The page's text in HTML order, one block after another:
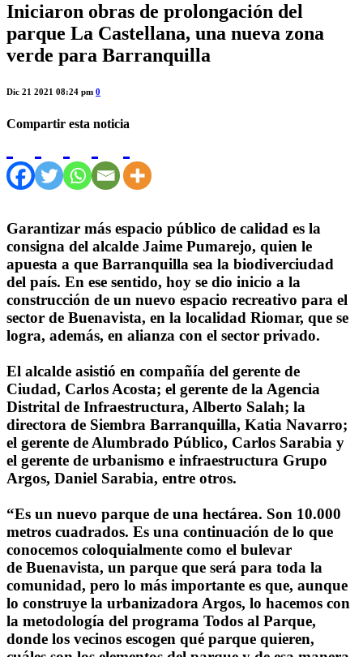
Iniciaron obras de prolongación del
parque La Castellana, una nueva zona
verde para Barranquilla
Dic 21 2021 08:24 pm 0
Compartir esta noticia
Garantizar más espacio público de calidad es la
consigna del alcalde Jaime Pumarejo, quien le
apuesta a que Barranquilla sea la biodiverciudad
del país. En ese sentido, hoy se dio inicio a la
construcción de un nuevo espacio recreativo para el
sector de Buenavista, en la localidad Riomar, que se
logra, además, en alianza con el sector privado.
El alcalde asistió en compañía del gerente de
Ciudad, Carlos Acosta; el gerente de la Agencia
Distrital de Infraestructura, Alberto Salah; la
directora de Siembra Barranquilla, Katia Navarro;
el gerente de Alumbrado Público, Carlos Sarabia y
el gerente de urbanismo e infraestructura Grupo
Argos, Daniel Sarabia, entre otros.
“Es un nuevo parque de una hectárea. Son 10.000
metros cuadrados. Es una continuación de lo que
conocemos coloquialmente como el bulevar
de Buenavista, un parque que será para toda la
comunidad, pero lo más importante es que, aunque
lo construye la urbanizadora Argos, lo hacemos con
la metodología del programa Todos al Parque,
donde los vecinos escogen qué parque quieren,